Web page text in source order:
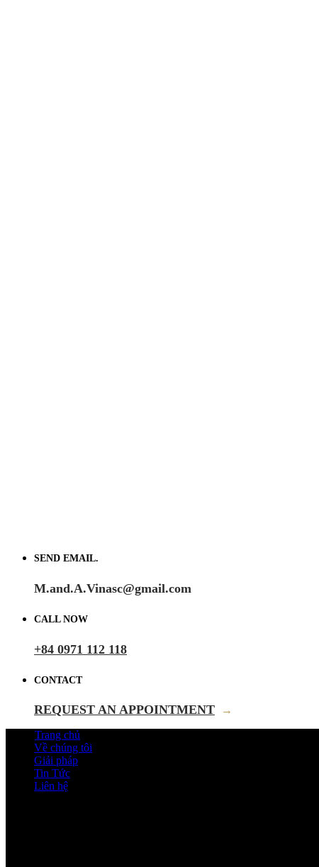
SEND EMAIL.
M.and.A.Vinasc@gmail.com
CALL NOW
+84 0971 112 118
CONTACT
REQUEST AN APPOINTMENT →
Trang chủ
Về chúng tôi
Giải pháp
Tin Tức
Liên hệ